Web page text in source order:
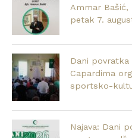
Ammar Bašić,
petak 7.
Dani povratka
Capardima
sportsko-
Najava: Dani